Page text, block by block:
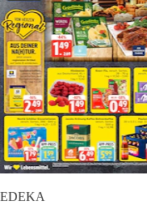
EDEKA